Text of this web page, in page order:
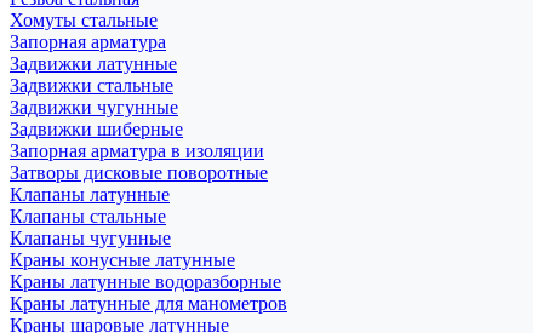
Хомуты стальные
Запорная арматура
Задвижки латунные
Задвижки стальные
Задвижки чугунные
Задвижки шиберные
Запорная арматура в изоляции
Затворы дисковые поворотные
Клапаны латунные
Клапаны стальные
Клапаны чугунные
Краны конусные латунные
Краны латунные водоразборные
Краны латунные для манометров
Краны шаровые латунные